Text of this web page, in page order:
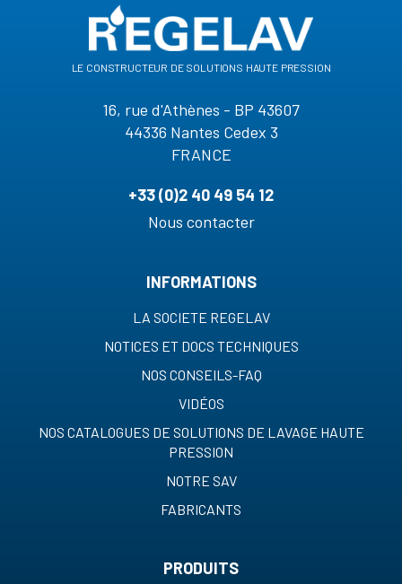
le constructeur de solutions haute pression
16, rue d'Athènes - BP 43607
44336 Nantes Cedex 3
FRANCE
+33 (0)2 40 49 54 12
Nous contacter
INFORMATIONS
LA SOCIETE REGELAV
NOTICES ET DOCS TECHNIQUES
NOS CONSEILS-FAQ
VIDÉOS
NOS CATALOGUES DE SOLUTIONS DE LAVAGE HAUTE
PRESSION
NOTRE SAV
FABRICANTS
PRODUITS